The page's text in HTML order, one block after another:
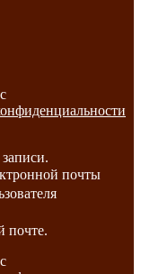
почты
почте.